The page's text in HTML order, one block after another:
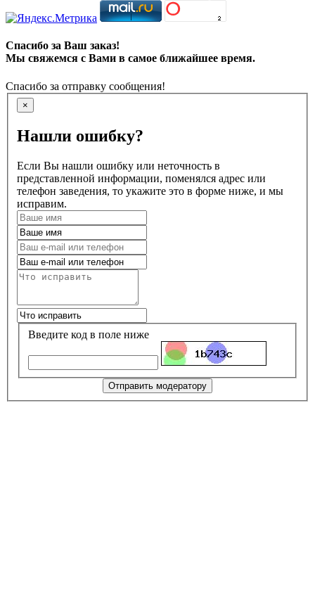
Спасибо за Ваш заказ!
Мы свяжемся с Вами в самое ближайшее время.
Спасибо за отправку сообщения!
×
Нашли ошибку?
Если Вы нашли ошибку или неточность в
представленной информации, поменялся адрес или
телефон заведения, то укажите это в форме ниже, и мы
исправим.
Введите код в поле ниже
Отправить модератору